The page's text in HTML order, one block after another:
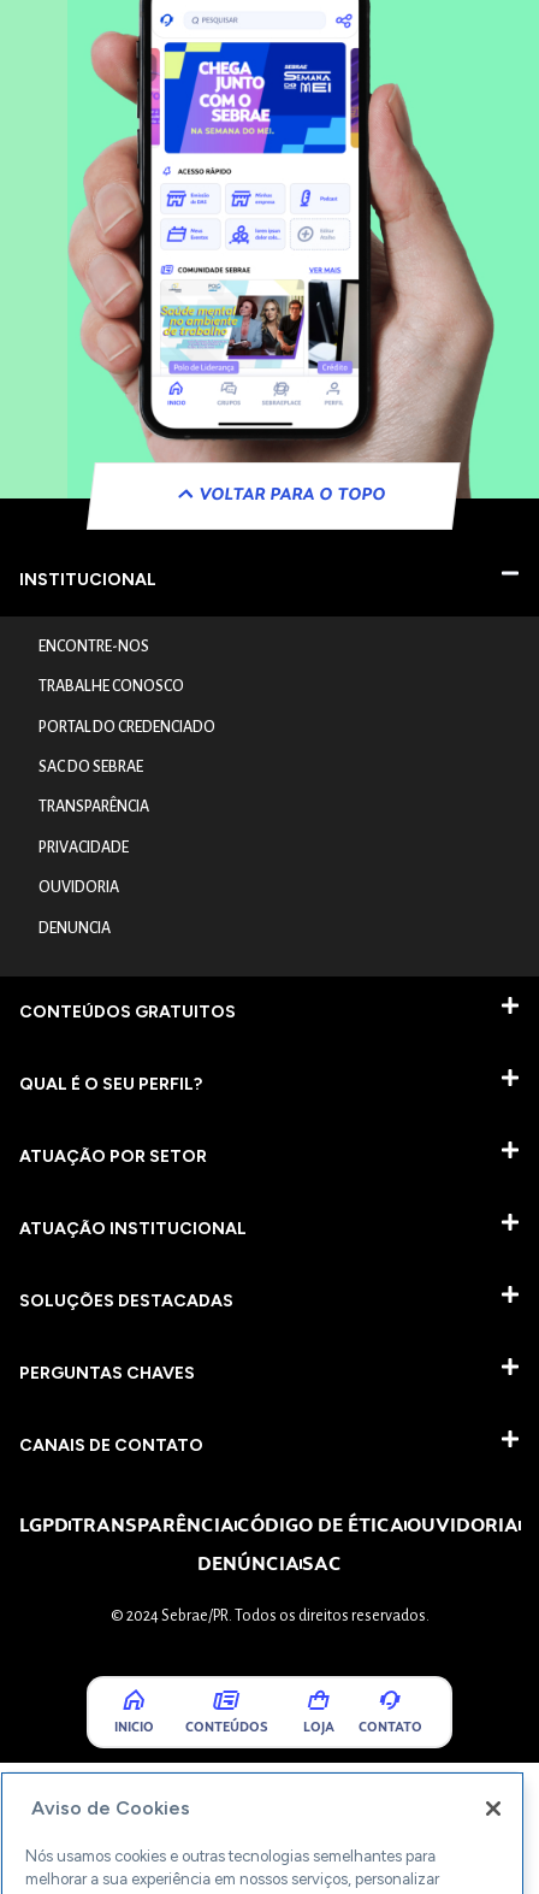
VOLTAR PARA O TOPO
INSTITUCIONAL
ENCONTRE-NOS
TRABALHE CONOSCO
PORTAL DO CREDENCIADO
SAC DO SEBRAE
TRANSPARÊNCIA
PRIVACIDADE
OUVIDORIA
DENUNCIA
CONTEÚDOS GRATUITOS
QUAL É O SEU PERFIL?
ATUAÇÃO POR SETOR
ATUAÇÃO INSTITUCIONAL
SOLUÇÕES DESTACADAS
PERGUNTAS CHAVES​
CANAIS DE CONTATO
LGPDTRANSPARÊNCIACÓDIGO DE ÉTICAOUVIDORIA
DENÚNCIASAC
© 2024 Sebrae/PR. Todos os direitos reservados.
INICIO CONTEÚDOS LOJA CONTATO
Aviso de Cookies
Nós usamos cookies e outras tecnologias semelhantes para
melhorar a sua experiência em nossos serviços, personalizar